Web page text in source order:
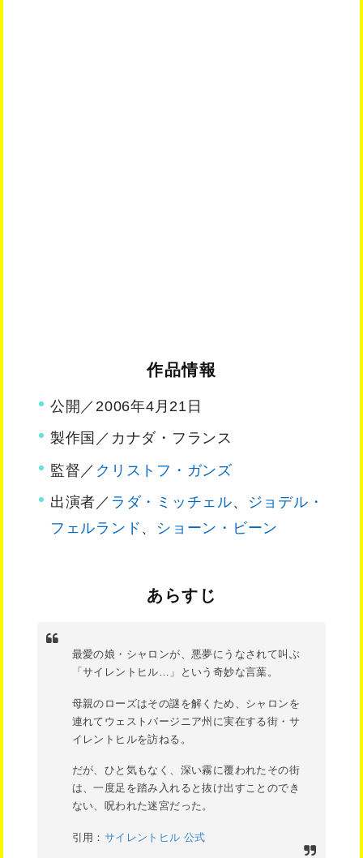
作品情報
公開／2006年4月21日
製作国／カナダ・フランス
監督／ クリストフ・ガンズ
出演者／ ラダ・ミッチェル、
ジョデル・
フェルランド 、 ショーン・ビーン
あらすじ
最愛の娘・シャロンが、悪夢にうなされて叫ぶ
「サイレントヒル…」という奇妙な言葉。
母親のローズはその謎を解くため、シャロンを
連れてウェストバージニア州に実在する街・サ
イレントヒルを訪ねる。
だが、ひと気もなく、深い霧に覆われたその街
は、一度足を踏み入れると抜け出すことのでき
ない、呪われた迷宮だった。
引用： サイレントヒル 公式